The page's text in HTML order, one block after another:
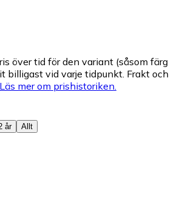
över tid för den variant (såsom färg
billigast vid varje tidpunkt. Frakt och
Läs mer om prishistoriken.
år Allt